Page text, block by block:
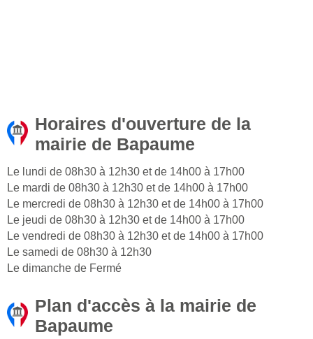
Horaires d'ouverture de la
mairie de Bapaume
Le lundi de 08h30 à 12h30 et de 14h00 à 17h00
Le mardi de 08h30 à 12h30 et de 14h00 à 17h00
Le mercredi de 08h30 à 12h30 et de 14h00 à 17h00
Le jeudi de 08h30 à 12h30 et de 14h00 à 17h00
Le vendredi de 08h30 à 12h30 et de 14h00 à 17h00
Le samedi de 08h30 à 12h30
Le dimanche de Fermé
Plan d'accès à la mairie de
Bapaume